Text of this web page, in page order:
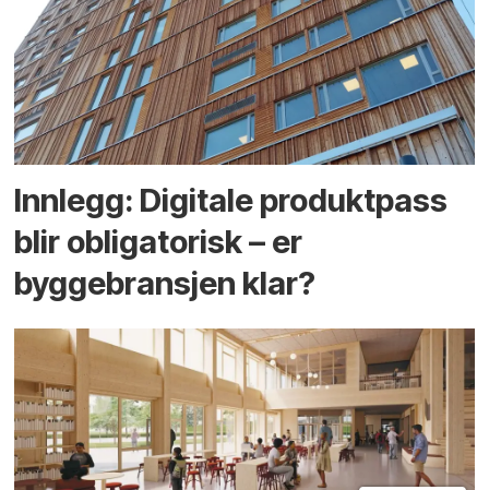
Innlegg: Digitale produktpass
blir obligatorisk – er
byggebransjen klar?